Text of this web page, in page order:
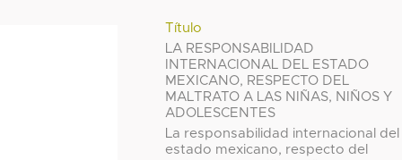
Título
LA RESPONSABILIDAD
INTERNACIONAL DEL ESTADO
MEXICANO, RESPECTO DEL
MALTRATO A LAS NIÑAS, NIÑOS Y
ADOLESCENTES
La responsabilidad internacional del
estado mexicano, respecto del